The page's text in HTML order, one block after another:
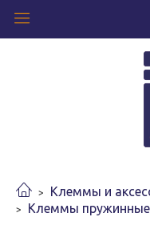
Клеммы и
Клеммы пружинные